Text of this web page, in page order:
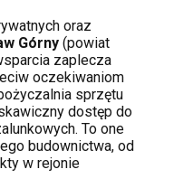
oraz
Górny (powiat
zaplecza
oczekiwaniom
sprzętu
dostęp do
To one
budownictwa, od
w rejonie